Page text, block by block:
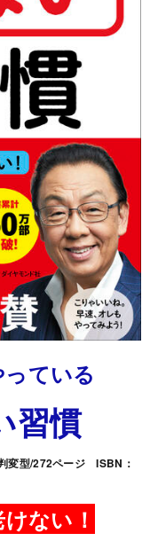
ている
習慣
変型/272ページ ISBN：
ない！